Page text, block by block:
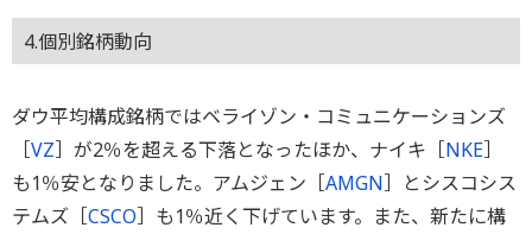
4.個別銘柄動向
ダウ平均構成銘柄ではベライゾン・コミュニケーションズ
［VZ］が2％を超える下落となったほか、ナイキ［NKE］
も1％安となりました。アムジェン［AMGN］とシスコシス
テムズ［CSCO］も1％近く下げています。また、新たに構